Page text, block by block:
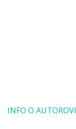
INFO O AUTOROVI